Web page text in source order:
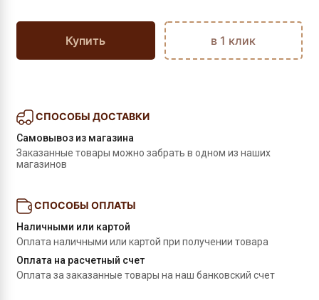
Купить в 1 клик
СПОСОБЫ ДОСТАВКИ
Самовывоз из магазина
Заказанные товары можно забрать в одном из наших
магазинов
СПОСОБЫ ОПЛАТЫ
Наличными или картой
Оплата наличными или картой при получении товара
Оплата на расчетный счет
Оплата за заказанные товары на наш банковский счет